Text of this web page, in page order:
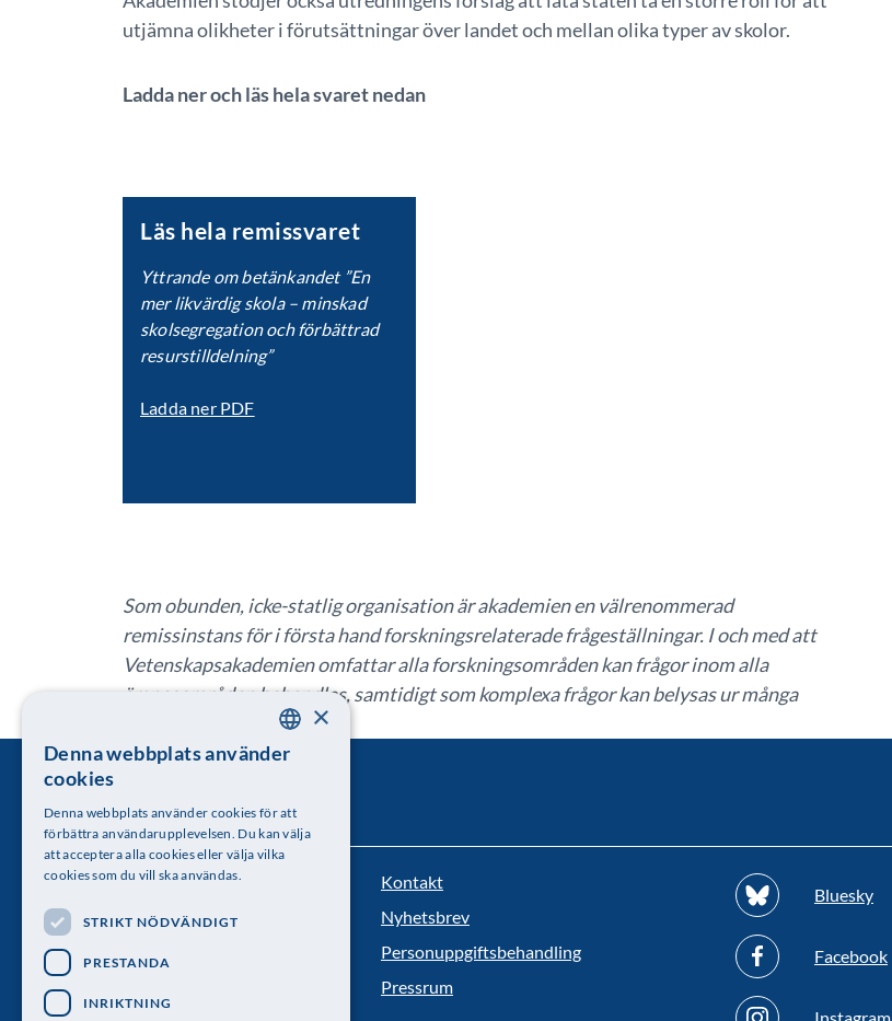
utjämna olikheter i förutsättningar över landet och mellan olika typer av skolor.
Ladda ner och läs hela svaret nedan
Läs hela remissvaret
Yttrande om betänkandet ”En
mer likvärdig skola – minskad
skolsegregation och förbättrad
resurstilldelning”
Ladda ner PDF
Som obunden, icke-statlig organisation är akademien en välrenommerad
remissinstans för i första hand forskningsrelaterade frågeställningar. I och med att
Vetenskapsakademien omfattar alla forskningsområden kan frågor inom alla
ämnesområden behandlas, samtidigt som komplexa frågor kan belysas ur många
Kungl. Vetenskapsakademien
Besöksadress: Lilla Frescativägen 4A
Telefon: 08-673 95 00
Kontakt
Nyhetsbrev
Personuppgiftsbehandling
Pressrum
Bluesky
Facebook
SWEDISH
×
Denna webbplats använder
cookies
Denna webbplats använder cookies för att
förbättra användarupplevelsen. Du kan välja
att acceptera alla cookies eller välja vilka
cookies som du vill ska användas.
STRIKT NÖDVÄNDIGT
PRESTANDA
INRIKTNING